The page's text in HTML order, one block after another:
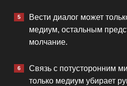
Вести диалог может
медиум, остальным
молчание.
Связь с потусторонним
только медиум убирает